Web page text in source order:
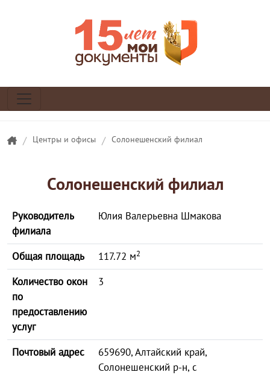
/ Центры и офисы / Солонешенский филиал
Солонешенский филиал
Руководитель
филиала
Юлия Валерьевна Шмакова
Общая площадь 117.72 м2
Количество окон
по
предоставлению
услуг
3
Почтовый адрес
659690, Алтайский край,
Солонешенский р-н, с